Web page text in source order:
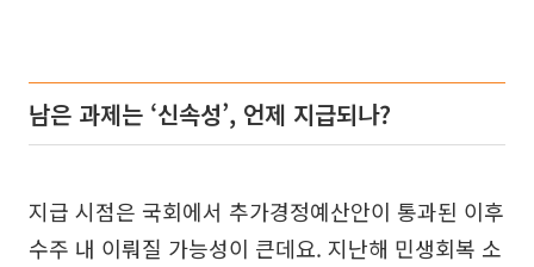
남은 과제는 ‘신속성’, 언제 지급되나?
지급 시점은 국회에서 추가경정예산안이 통과된 이후
수주 내 이뤄질 가능성이 큰데요. 지난해 민생회복 소